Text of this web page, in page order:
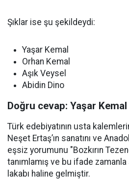
Şıklar ise şu şekildeydi:
Yaşar Kemal
Orhan Kemal
Aşık Veysel
Abidin Dino
Doğru cevap: Yaşar Kemal
Türk edebiyatının usta
Neşet Ertaş’ın sanatını ve
eşsiz yorumunu "Bozkırın
tanımlamış ve bu ifade
lakabı haline gelmiştir.